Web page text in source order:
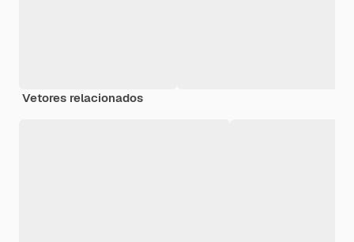
Vetores relacionados